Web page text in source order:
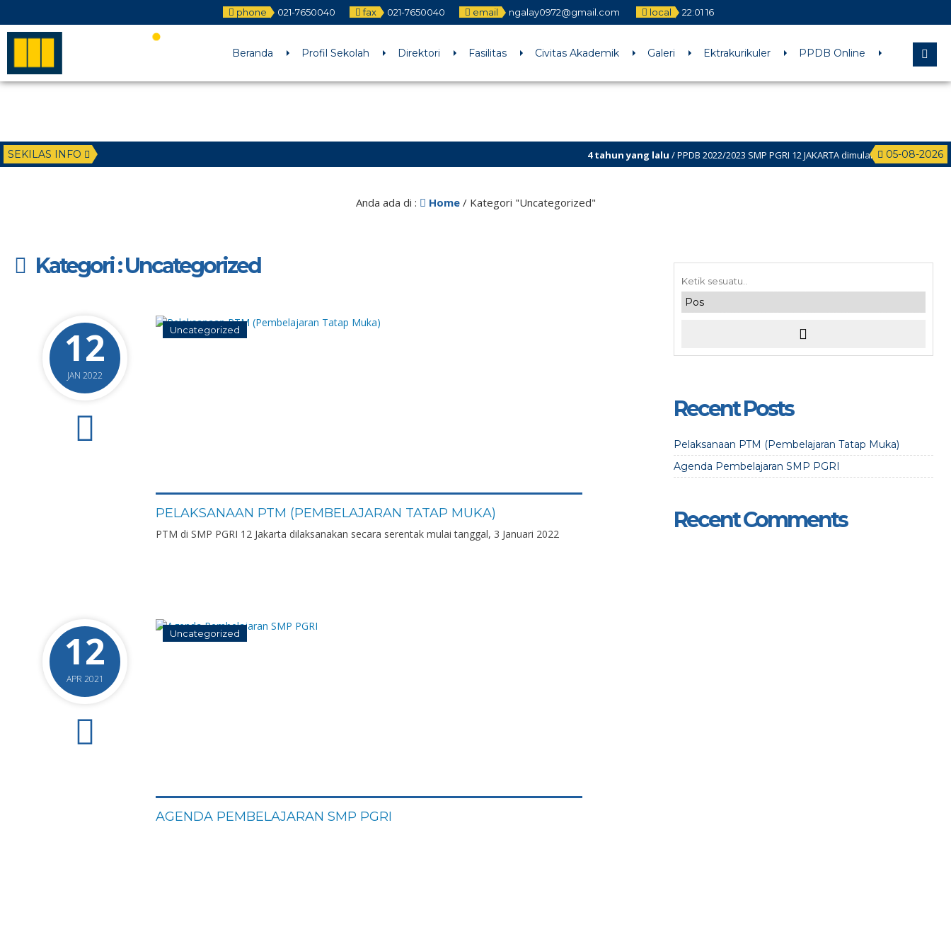
phone 021-7650040 fax 021-7650040 email ngalay0972@gmail.com local 22:01 16
Beranda Profil Sekolah Direktori Fasilitas Civitas Akademik Galeri Ektrakurikuler PPDB Online
SEKILAS INFO 05-08-2026
4 tahun yang lalu/ PPDB 2022/2023 SMP PGRI 12 JAKARTA dimulai Bulan Februari l s.d.
PPDB
Anda ada di : Home/ Kategori "Uncategorized"
Kategori : Uncategorized
12
JAN 2022
Uncategorized
PELAKSANAAN PTM (PEMBELAJARAN TATAP MUKA)
PTM di SMP PGRI 12 Jakarta dilaksanakan secara serentak mulai tanggal, 3 Januari 2022
12
APR 2021
Uncategorized
AGENDA PEMBELAJARAN SMP PGRI
Recent Posts
Pelaksanaan PTM (Pembelajaran Tatap Muka)
Agenda Pembelajaran SMP PGRI
Recent Comments